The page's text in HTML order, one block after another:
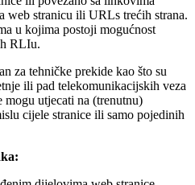
web stranicu ili URLs trećih strana.
u kojima postoji mogućnost
RLIu.
za tehničke prekide kao što su
ili pad telekomunikacijskih veza
utjecati na (trenutnu)
cijele stranice ili samo pojedinih